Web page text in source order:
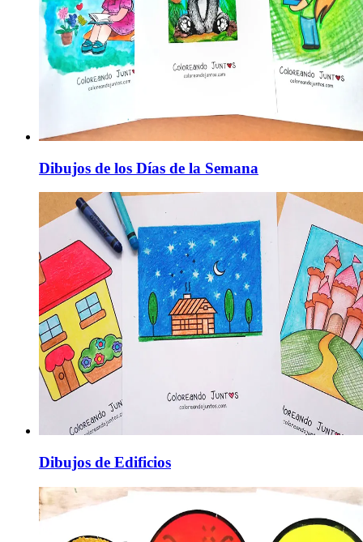
Dibujos de los Días de la Semana
Dibujos de Edificios